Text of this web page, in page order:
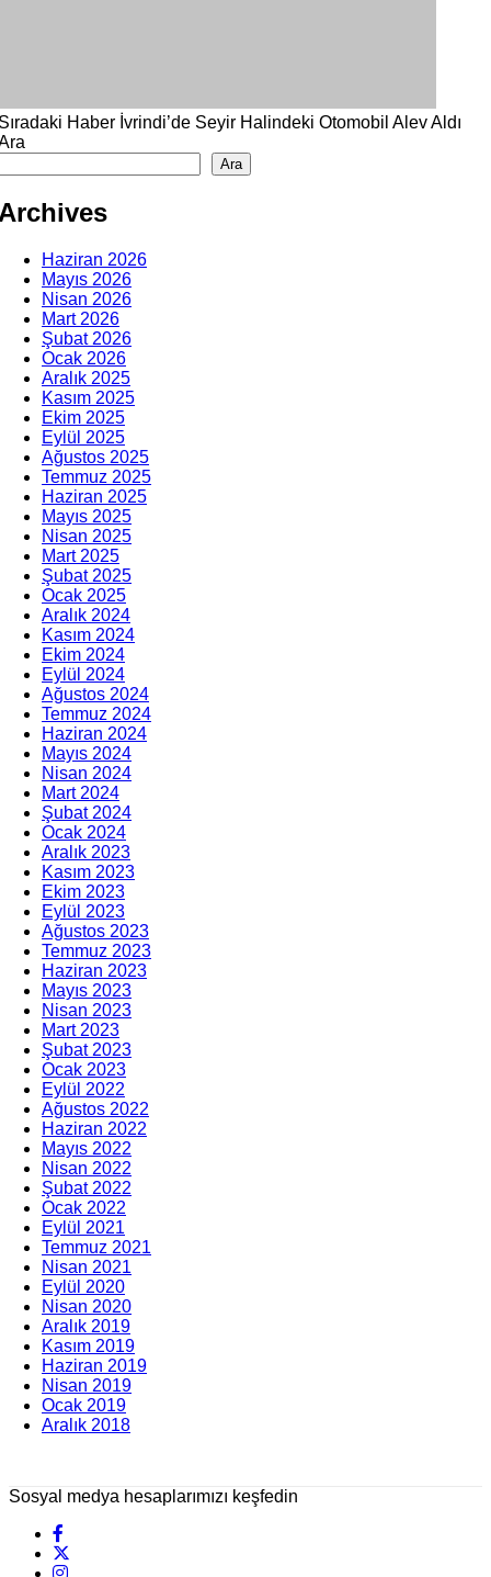
Haber İvrindi’de Seyir Halindeki Otomobil Alev Aldı
Ara
Haziran 2026
Mayıs 2026
Nisan 2026
Mart 2026
Şubat 2026
Ocak 2026
Aralık 2025
Kasım 2025
Ekim 2025
Eylül 2025
Ağustos 2025
Temmuz 2025
Haziran 2025
Mayıs 2025
Nisan 2025
Mart 2025
Şubat 2025
Ocak 2025
Aralık 2024
Kasım 2024
Ekim 2024
Eylül 2024
Ağustos 2024
Temmuz 2024
Haziran 2024
Mayıs 2024
Nisan 2024
Mart 2024
Şubat 2024
Ocak 2024
Aralık 2023
Kasım 2023
Ekim 2023
Eylül 2023
Ağustos 2023
Temmuz 2023
Haziran 2023
Mayıs 2023
Nisan 2023
Mart 2023
Şubat 2023
Ocak 2023
Eylül 2022
Ağustos 2022
Haziran 2022
Mayıs 2022
Nisan 2022
Şubat 2022
Ocak 2022
Eylül 2021
Temmuz 2021
Nisan 2021
Eylül 2020
Nisan 2020
Aralık 2019
Kasım 2019
Haziran 2019
Nisan 2019
Ocak 2019
Aralık 2018
Sosyal medya hesaplarımızı keşfedin